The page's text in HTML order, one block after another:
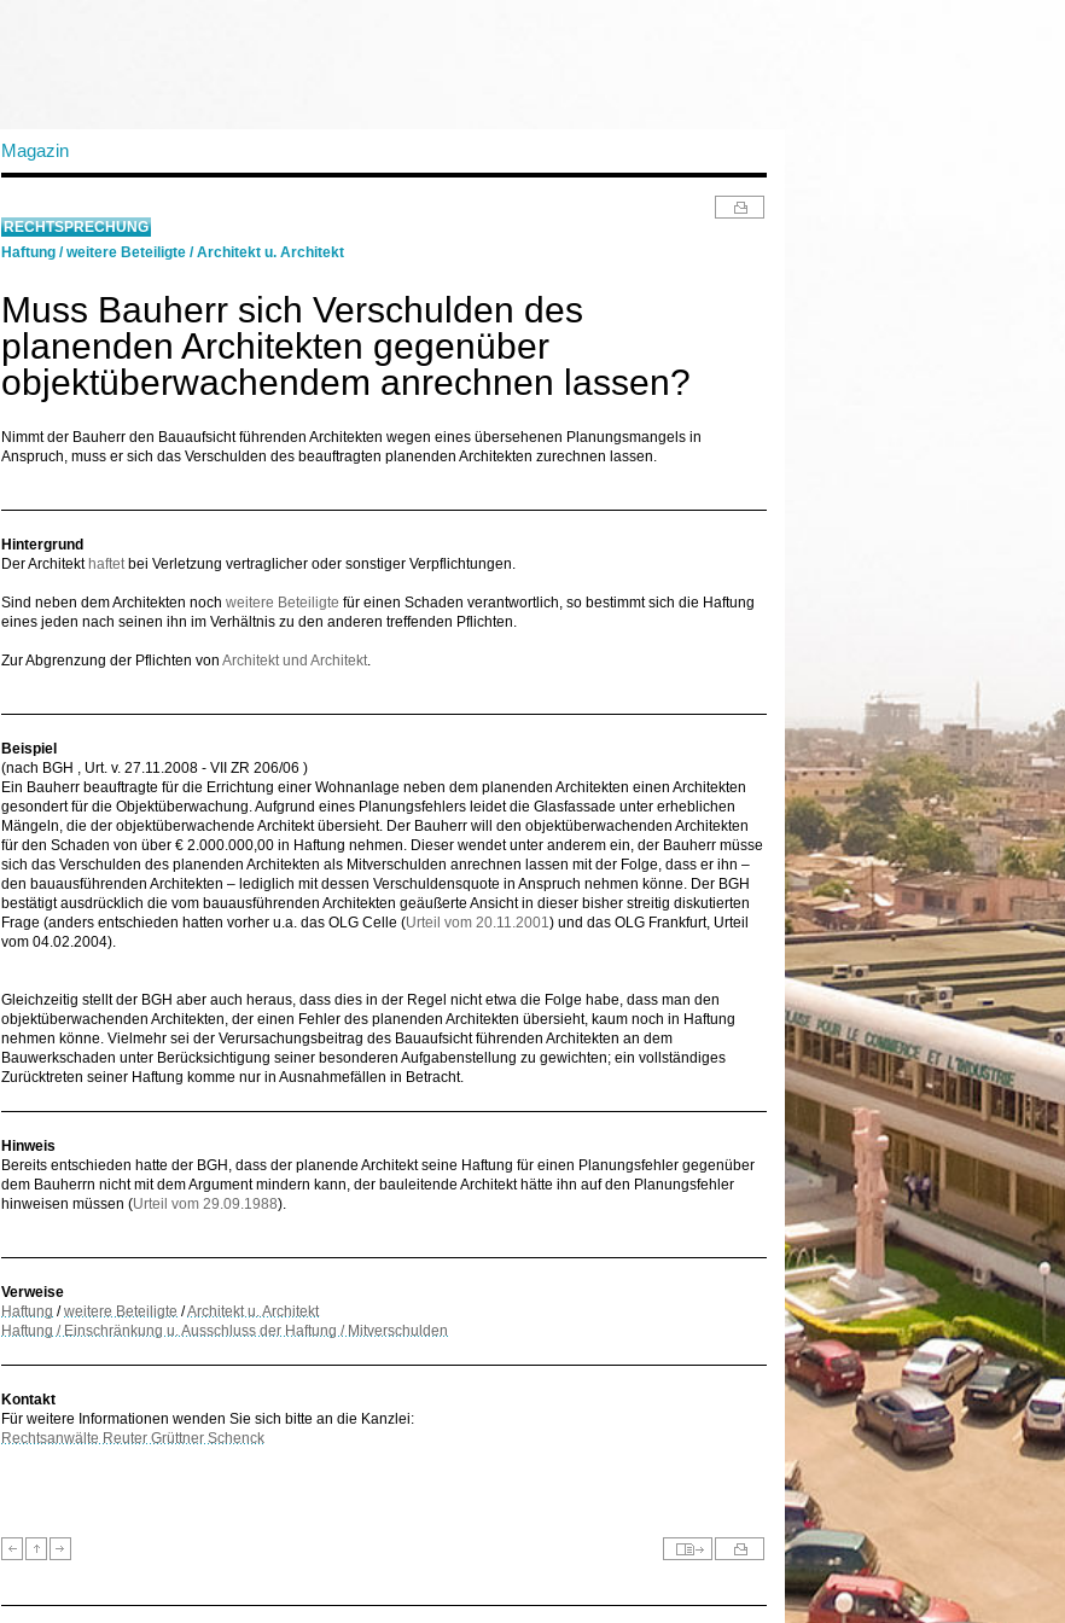
Magazin
RECHTSPRECHUNG
Haftung /weitere Beteiligte /Architekt u. Architekt
Muss Bauherr sich Verschulden des
planenden Architekten gegenüber
objektüberwachendem anrechnen lassen?
Nimmt der Bauherr den Bauaufsicht führenden Architekten wegen eines übersehenen Planungsmangels in
Anspruch, muss er sich das Verschulden des beauftragten planenden Architekten zurechnen lassen.
Hintergrund
Der Architekt haftetbei Verletzung vertraglicher oder sonstiger Verpflichtungen.
Sind neben dem Architekten noch weitere Beteiligte für einen Schaden verantwortlich, so bestimmt sich die Haftung
eines jeden nach seinen ihn im Verhältnis zu den anderen treffenden Pflichten.
Zur Abgrenzung der Pflichten von Architekt und Architekt.
Beispiel
(nach BGH , Urt. v. 27.11.2008 - VII ZR 206/06 )
Ein Bauherr beauftragte für die Errichtung einer Wohnanlage neben dem planenden Architekten einen Architekten
gesondert für die Objektüberwachung. Aufgrund eines Planungsfehlers leidet die Glasfassade unter erheblichen
Mängeln, die der objektüberwachende Architekt übersieht. Der Bauherr will den objektüberwachenden Architekten
für den Schaden von über € 2.000.000,00 in Haftung nehmen. Dieser wendet unter anderem ein, der Bauherr müsse
sich das Verschulden des planenden Architekten als Mitverschulden anrechnen lassen mit der Folge, dass er ihn –
den bauausführenden Architekten – lediglich mit dessen Verschuldensquote in Anspruch nehmen könne. Der BGH
bestätigt ausdrücklich die vom bauausführenden Architekten geäußerte Ansicht in dieser bisher streitig diskutierten
Frage (anders entschieden hatten vorher u.a. das OLG Celle (Urteil vom 20.11.2001) und das OLG Frankfurt, Urteil
vom 04.02.2004).
Gleichzeitig stellt der BGH aber auch heraus, dass dies in der Regel nicht etwa die Folge habe, dass man den
objektüberwachenden Architekten, der einen Fehler des planenden Architekten übersieht, kaum noch in Haftung
nehmen könne. Vielmehr sei der Verursachungsbeitrag des Bauaufsicht führenden Architekten an dem
Bauwerkschaden unter Berücksichtigung seiner besonderen Aufgabenstellung zu gewichten; ein vollständiges
Zurücktreten seiner Haftung komme nur in Ausnahmefällen in Betracht.
Hinweis
Bereits entschieden hatte der BGH, dass der planende Architekt seine Haftung für einen Planungsfehler gegenüber
dem Bauherrn nicht mit dem Argument mindern kann, der bauleitende Architekt hätte ihn auf den Planungsfehler
hinweisen müssen (Urteil vom 29.09.1988).
Verweise
Haftung /weitere Beteiligte /Architekt u. Architekt
Haftung / Einschränkung u. Ausschluss der Haftung / Mitverschulden
Kontakt
Für weitere Informationen wenden Sie sich bitte an die Kanzlei:
Rechtsanwälte Reuter Grüttner Schenck